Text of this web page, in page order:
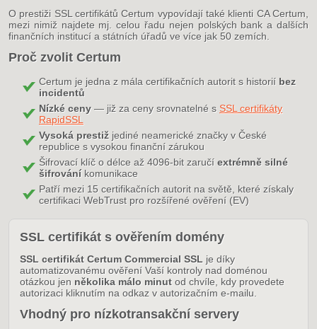
O prestiži SSL certifikátů Certum vypovídají také klienti CA Certum,
mezi nimiž najdete mj. celou řadu nejen polských bank a dalších
finančních institucí a státních úřadů ve více jak 50 zemích.
Proč zvolit Certum
Certum je jedna z mála certifikačních autorit s historií bez
incidentů
Nízké ceny — již za ceny srovnatelné s SSL certifikáty
RapidSSL
Vysoká prestiž jediné neamerické značky v České
republice s vysokou finanční zárukou
Šifrovací klíč o délce až 4096-bit zaručí extrémně silné
šifrováníkomunikace
Patří mezi 15 certifikačních autorit na světě, které získaly
certifikaci WebTrust pro rozšířené ověření (EV)
SSL certifikát s ověřením domény
SSL certifikát Certum Commercial SSL je díky
automatizovanému ověření Vaší kontroly nad doménou
otázkou jen několika málo minut od chvíle, kdy provedete
autorizaci kliknutím na odkaz v autorizačním e-mailu.
Vhodný pro nízkotransakční servery